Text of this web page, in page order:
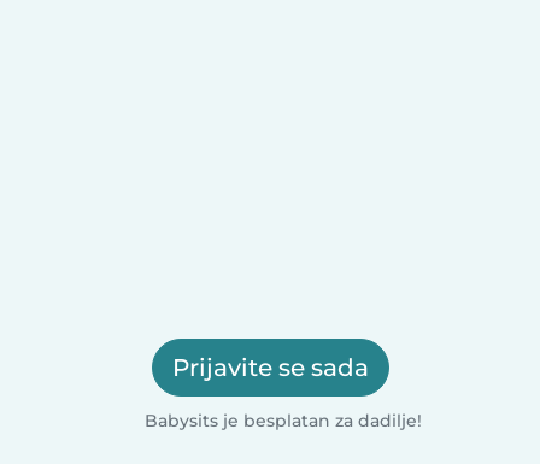
Prijavite se sada
Babysits je besplatan za dadilje!